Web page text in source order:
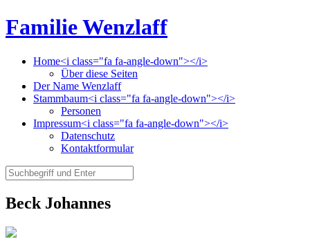
Familie Wenzlaff
Home<i class="fa fa-angle-down"></i>
Über diese Seiten
Der Name Wenzlaff
Stammbaum<i class="fa fa-angle-down"></i>
Personen
Impressum<i class="fa fa-angle-down"></i>
Datenschutz
Kontaktformular
Beck Johannes